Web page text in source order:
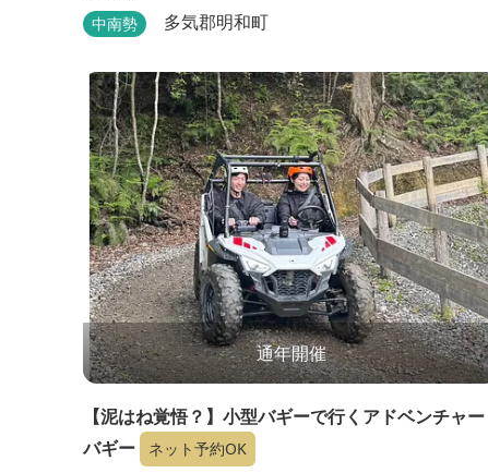
中南勢 多気郡明和町
通年開催
【泥はね覚悟？】小型バギーで行くアドベンチャー
バギー
ネット予約OK